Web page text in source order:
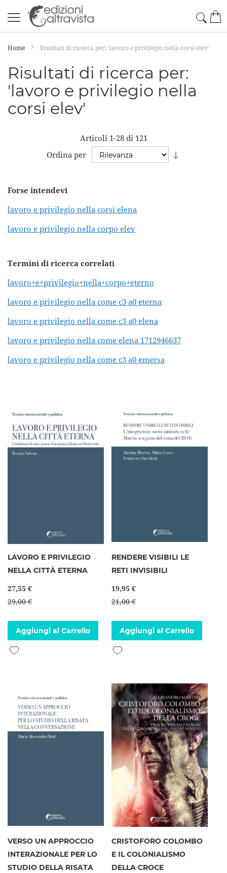
al
contenuto
Home Risultati di ricerca per: 'lavoro e privilegio nella corsi elev'
Risultati di ricerca per:
'lavoro e privilegio nella
corsi elev'
Articoli 1-28di 121
Ordina per
Forse intendevi
lavoro e privilegio nella corsi elena
lavoro e privilegio nella corpo elev
Termini di ricerca correlati
lavoro+e+privilegio+nella+corpo+eterno
lavoro e privilegio nella come c3 a0 eterna
lavoro e privilegio nella come c3 a0 elena
lavoro e privilegio nella come elena 1712946637
lavoro e privilegio nella come c3 a0 emersa
LAVORO E PRIVILEGIO
NELLA CITTÀ ETERNA
27,55 €
29,00 €
Aggiungi al Carrello
Aggiungi alla lista desideri
RENDERE VISIBILI LE
RETI INVISIBILI
19,95 €
21,00 €
Aggiungi al Carrello
Aggiungi alla lista desideri
VERSO UN APPROCCIO
INTERAZIONALE PER LO
STUDIO DELLA RISATA
CRISTOFORO COLOMBO
E IL COLONIALISMO
DELLA CROCE